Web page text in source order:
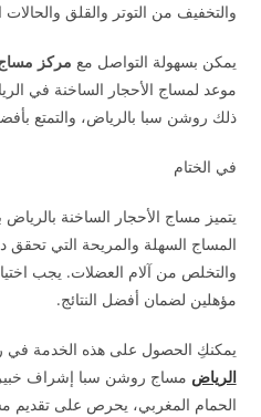
والتخفيف من التوتر والقلق والحالات
يمكن بسهولة التواصل مع مركز
موعد لمساج الأحجار الساخنة في
ذلك روشن سبا بالرياض، والتمتع
في الختام
يتميز مساج الأحجار الساخنة بالرياض
المساج السهلة والمريحة التي تحقق
والتخلص من آلام العضلات. يجب
مؤهلين لضمان أفضل النتائج.
يمكنكِ الحصول على هذه الخدمة
الرياض مساج روشن سبا إشراف
الحمام المغربي، يحرص على تقديم